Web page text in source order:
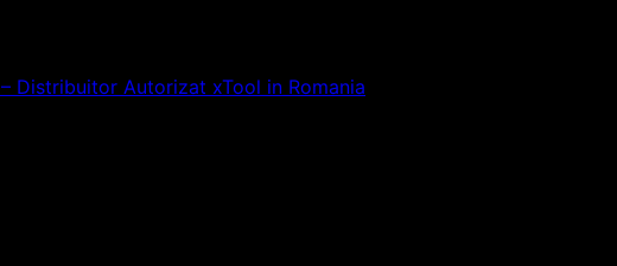
Distribuitor Autorizat xTool in Romania